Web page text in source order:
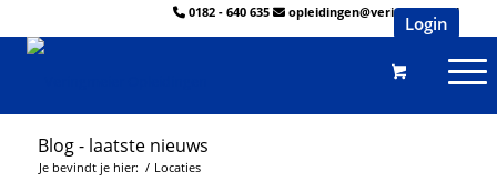
0182 - 640 635 opleidingen@veringmeier.nl
Login
Blog - laatste nieuws
Je bevindt je hier: / Locaties